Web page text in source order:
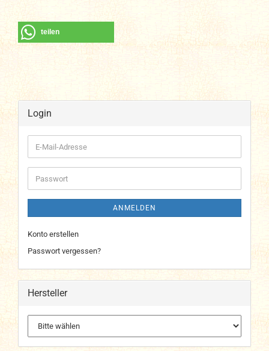
teilen
Login
E-
Mail-
Adresse
Passwort
ANMELDEN
Konto erstellen
Passwort vergessen?
Hersteller